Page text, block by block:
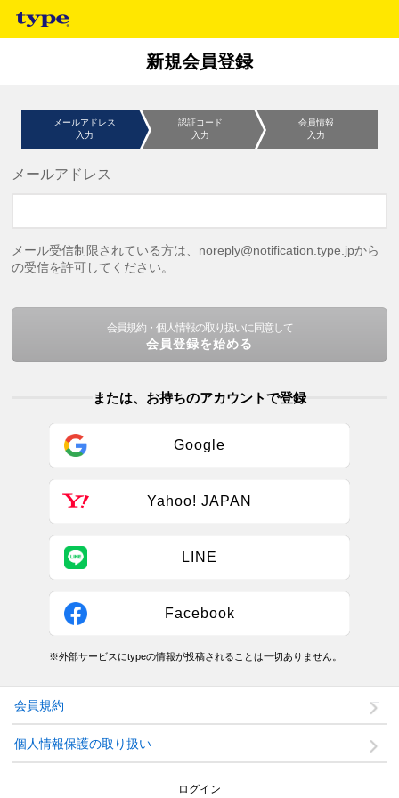
新規会員登録
メールアドレス
入力
認証コード
入力
会員情報
入力
メールアドレス
メール受信制限されている方は、noreply@notification.type.jpから
の受信を許可してください。
会員規約・個人情報の取り扱いに同意して
会員登録を始める
または、お持ちのアカウントで登録
Google
Yahoo! JAPAN
LINE
Facebook
※外部サービスにtypeの情報が投稿されることは一切ありません。
会員規約
個人情報保護の取り扱い
ログイン